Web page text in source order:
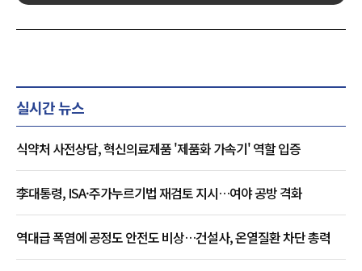
실시간 뉴스
식약처 사전상담, 혁신의료제품 '제품화 가속기' 역할 입증
李대통령, ISA·주가누르기법 재검토 지시…여야 공방 격화
역대급 폭염에 공정도 안전도 비상…건설사, 온열질환 차단 총력